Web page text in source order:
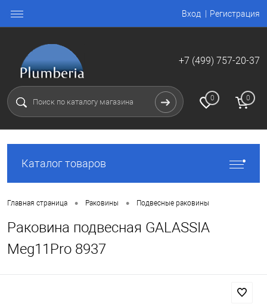
Вход Регистрация
+7 (499) 757-20-37
0 0
Каталог товаров
Главная страница • Раковины • Подвесные раковины
Раковина подвесная GALASSIA
Meg11Pro 8937